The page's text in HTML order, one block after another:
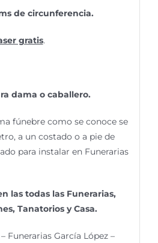
de circunferencia.
gratis.
dama o caballero.
fúnebre como se conoce se
a un costado o a pie de
para instalar en Funerarias
las todas las Funerarias,
Tanatorios y Casa.
Funerarias García López –